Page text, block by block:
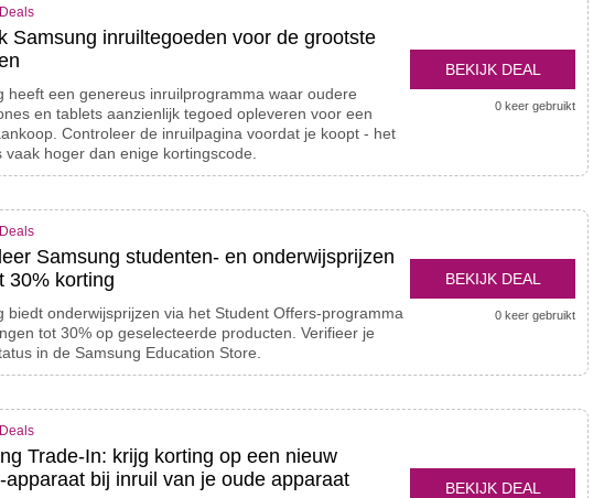
Samsung inruiltegoeden voor de grootste
heeft een genereus inruilprogramma waar oudere
en tablets aanzienlijk tegoed opleveren voor een
Controleer de inruilpagina voordat je koopt - het
vaak hoger dan enige kortingscode.
BEKIJK DEAL
0 keer gebruikt
Samsung studenten- en onderwijsprijzen
30% korting
biedt onderwijsprijzen via het Student Offers-programma
tot 30% op geselecteerde producten. Verifieer je
in de Samsung Education Store.
BEKIJK DEAL
0 keer gebruikt
Trade-In: krijg korting op een nieuw
apparaat bij inruil van je oude apparaat
BEKIJK DEAL